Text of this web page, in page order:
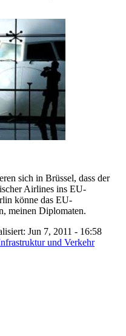
sich in Brüssel, dass der
Airlines ins EU-
könne das EU-
meinen Diplomaten.
Jun 7, 2011 - 16:58
und Verkehr